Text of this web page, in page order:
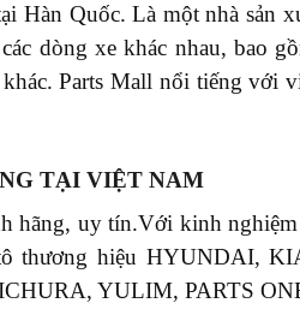
Hàn Quốc. Là một nhà sản
dòng xe khác nhau, bao
Parts Mall nổi tiếng với
TẠI VIỆT NAM
hãng, uy tín.Với kinh
thương hiệu HYUNDAI,
YULIM, PARTS